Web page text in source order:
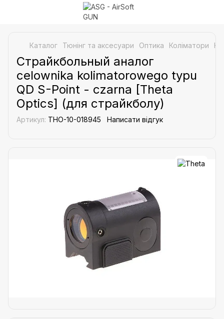
Каталог Тюнінг та аксесуари Оптика Коліматори
Страйкбольный аналог
celownika kolimatorowego typu
QD S-Point - czarna [Theta
Optics] (для страйкболу)
Артикул: THO-10-018945 Написати відгук